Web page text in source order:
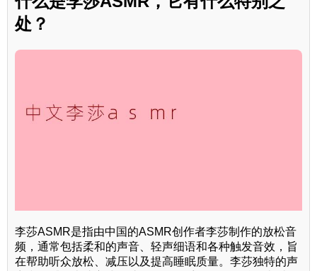
处？
李莎ASMR是指由中国的ASMR创作者李莎制作的放松音
频，通常包括柔和的声音、轻声细语和各种触发音效，旨
在帮助听众放松、减压以及提高睡眠质量。李莎独特的声